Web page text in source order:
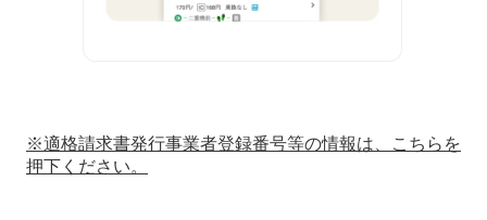
※適格請求書発行事業者登録番号等の情報は、こちらを
押下ください。